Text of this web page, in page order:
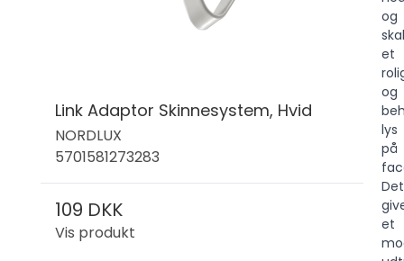
Link Adaptor Skinnesystem, Hvid
NORDLUX
5701581273283
109 DKK
Vis produkt
og
et
og
lys
på
Det
et